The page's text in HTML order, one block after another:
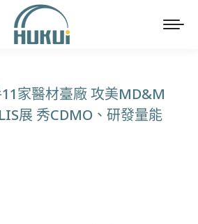
家醫材臺廠 攻美MD&M
展 秀CDMO、研發量能